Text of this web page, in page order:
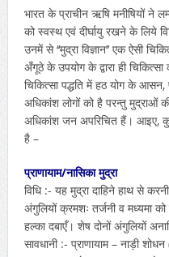
भारत के प्राचीन ऋषि मनीषियों ने
को स्वस्थ एवं दीर्घायु रखने के लिये
उनमें से ‘‘मुद्रा विज्ञान’’ एक ऐसी
अँगूठे के उपयोग के द्वारा ही
चिकित्सा पद्धति में हठ योग के आसन,
अधिकांश लोगों को है परन्तु मुद्राओं
अधिकांश जन अपरिचित हैं। आइए,
है –
प्राणायाम/नासिका मुद्रा
विधि :- यह मुद्रा दाहिने हाथ से
अंगुलियों क्रमशः तर्जनी व मध्यमा
हल्का दबाएँ। शेष दोनों अंगुलियों
सावधानी :- प्राणायाम – नाड़ी